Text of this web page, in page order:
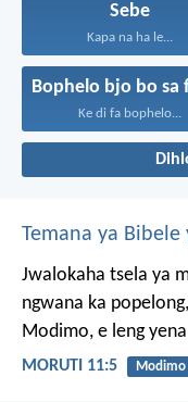
Sebe
Kapa na ha le...
Ke di fa bophelo...
Temana ya
Jwalokaha tsela ya
ngwana ka popelong,
Modimo, e leng
MORUTI 11:5 Modimo